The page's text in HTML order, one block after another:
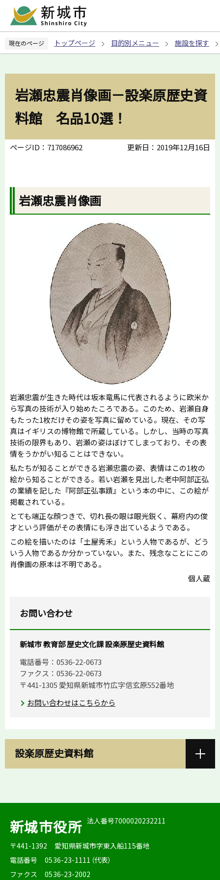
ペ
の
現在のページ トップページ 目的別メニュー 施設を探す
岩瀬忠震肖像画－設楽原歴史資
料館 名品10選！
ページID：717086962 更新日：2019年12月16日
岩瀬忠震肖像画
岩瀬忠震が生きた時代は坂本竜馬に代表されるように欧米か
ら写真の技術が入り始めたころである。このため、岩瀬自身
もたった1枚だけその姿を写真に留めている。現在、その写
真はイギリスの博物館で所蔵している。しかし、当時の写真
技術の限界もあり、岩瀬の姿はぼけてしまっており、その表
情をうかがい知ることはできない。
私たちが知ることができる岩瀬忠震の姿、表情はこの1枚の
絵から知ることができる。若い岩瀬を見出した老中阿部正弘
の業績を記した『阿部正弘事蹟』という本の中に、この絵が
掲載されている。
とても端正な顔つきで、切れ長の眼は眼光鋭く、幕府内の俊
才という評価がその表情にも浮き出ているようである。
この絵を描いたのは「土屋秀禾」という人物であるが、どう
いう人物であるか分かっていない。また、残念なことにこの
肖像画の原本は不明である。
個人蔵
お問い合わせ
新城市 教育部 歴史文化課 設楽原歴史資料館
電話番号：0536-22-0673
ファクス：0536-22-0673
〒441-1305 愛知県新城市竹広字信玄原552番地
お問い合わせはこちらから
設楽原歴史資料館
新城市役所 法人番号7000020232211
〒441-1392
愛知県新城市字東入船115番地
電話番号
0536-23-1111（代表）
ファクス
0536-23-2002